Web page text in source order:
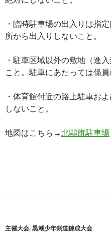
・臨時駐車場の出入りは指
所から出入りしないこと。
・駐車区域以外の敷地（進
こと。駐車にあたっては係員
・体育館付近の路上駐車お
しないこと。
地図はこちら→北鷗旗駐車場
主催大会, 黒潮少年剣道錬成大会